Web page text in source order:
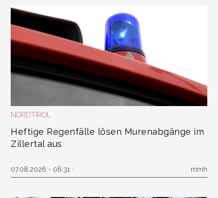
NORDTIROL
Heftige Regenfälle lösen Murenabgänge im
Zillertal aus
07.08.2026 - 06:31 · mmh